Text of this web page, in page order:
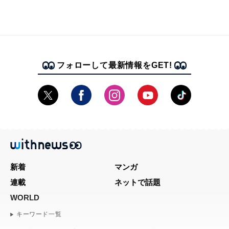
フォローして最新情報をGET!
新着
マンガ
連載
ネットで話題
WORLD
キーワード一覧